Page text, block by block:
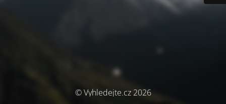
© Vyhledejte.cz 2026